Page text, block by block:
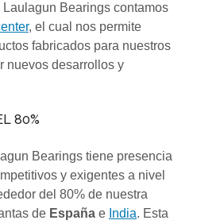
Bearings contamos
, el cual nos permite
fabricados para nuestros
nuevos desarrollos y
80%
Bearings tiene presencia
y exigentes a nivel
del 80% de nuestra
de España e India. Esta